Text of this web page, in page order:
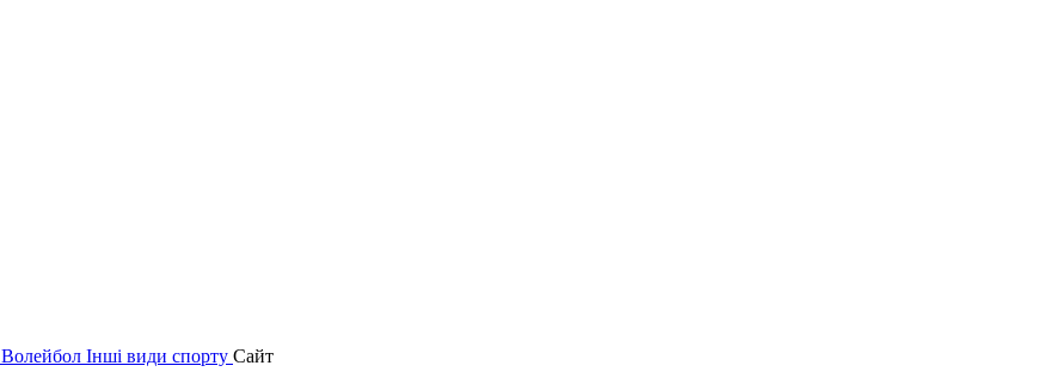
Волейбол Інші види спорту Сайт